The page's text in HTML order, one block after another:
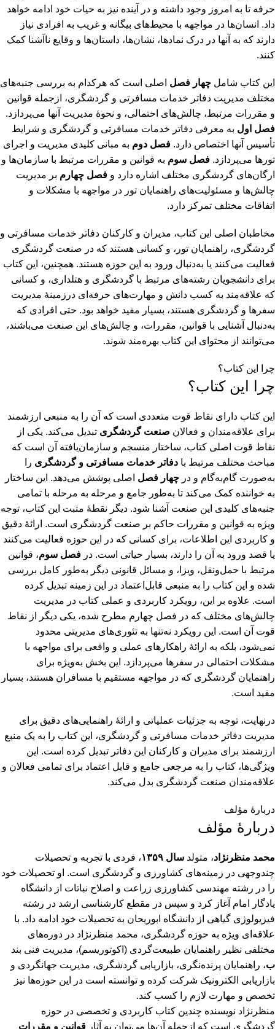
حرفه تا به امروز وجود داشته و در آینده نیز به حیات خود ادامه خواهد
داد. انسان‌ها در مواجهه با محیط‌های بیگانه و غریب به افرادی نیاز
دارند که به آنها در درک نمادها، نشان‌ها، داستان‌ها و وقایع ناآشنا کمک
کنند.
این کتاب شامل چهار فصل اصلی است که هرکدام به بررسی جنبه‌های
مختلف مدیریت دفاتر خدمات مسافرتی و گردشگری، ازجمله قوانین
و مقررات مرتبط، چالش‌های احتمالی، و نحوۀ مدیریت آنها می‌پردازد.
فصل اول به معرفی دفاتر خدمات مسافرتی و گردشگری و شرایط
تأسیس آنها اختصاص دارد. فصل دوم به مبانی کلیدی مدیریت و اجرای
تورها می‌پردازد. فصل سوم به قوانین و مقررات مرتبط با سازمان‌ها و
ارگان‌های گردشگری مختلف اشاره دارد و فصل چهارم بر مدیریت
چالش‌ها و مسئولیت‌های راهنمایان تور در مواجهه با مشکلات و
اتفاقات مختلف تمرکز دارد.
مخاطبان اصلی این کتاب، مدیران و کارکنان دفاتر خدمات مسافرتی و
گردشگری، راهنمایان تور، و کسانی هستند که در صنعت گردشگری
فعالیت می‌کنند یا به‌دنبال ورود به این حوزه هستند. همچنین، این کتاب
برای دانشجویان رشته‌های مرتبط با گردشگری و هتلداری، و کسانی
که علاقه‌مند به کسب دانش و مهارت‌های حرفه‌ای درزمینۀ مدیریت
سفرها و گردشگری هستند، بسیار مفید خواهد بود. حتی افرادی که
به‌دنبال آشنایی با قوانین، مقررات، و چالش‌های این صنعت می‌باشند،
می‌توانند از محتوای این کتاب بهره‌مند شوند.
چرا این کتاب؟
چرا این کتاب؟
این کتاب دارای نقاط قوت متعددی است که آن را به منبعی ارزشمند
برای علاقه‌مندان و فعالان صنعت گردشگری تبدیل می‌کند. یکی از
نقاط قوت اصلی کتاب، ساختار منسجم و سازمان‌یافته آن است که
مباحث مختلف مرتبط با دفاتر خدمات مسافرتی و گردشگری را
به‌صورت گام‌به‌گام و در چهار فصل اصلی پوشش می‌دهد. این ساختار
به خواننده کمک می‌کند تا به‌طور جامع و مرحله به مرحله با تمامی
جنبه‌های کلیدی این صنعت آشنا شود. دیگر نقطۀ مثبت این کتاب، توجه
ویژه به قوانین و مقررات حاکم بر صنعت گردشگری است. ارائۀ دقیق
و کاربردی این اطلاعات، برای کسانی که در این حوزه فعالیت می‌کنند
یا قصد ورود به آن را دارند، بسیار حیاتی است. در فصل سوم، قوانین
مرتبط با حمل‌ونقل، ویزا، و مسائل قانونی دیگر به‌طور کامل بررسی
شده و این کتاب را به منبعی قابل‌اعتماد در این زمینه تبدیل کرده
است. علاوه بر این، رویکرد کاربردی و عملی کتاب در مدیریت
چالش‌های مختلف که در فصل چهارم مطرح شده، یکی دیگر از نقاط
قوت آن است. این رویکرد نه‌تنها به تئوری‌های مدیریتی محدود
نمی‌شود، بلکه به ارائۀ راهکارهای عملی و واقعی برای مواجهه با
مشکلات احتمالی در سفرها می‌پردازد. این بخش به‌ویژه برای
راهنمایان گردشگری که در مواجهه مستقیم با مسافران هستند، بسیار
مفید است.
درنهایت، توجه به جزئیات عملیاتی و ارائۀ راهنمایی‌های دقیق برای
مدیریت دفاتر خدمات مسافرتی و گردشگری، این کتاب را به یک منبع
ارزشمند برای مدیران و کارکنان این دفاتر تبدیل کرده است. این
ویژگی‌ها، کتاب را به مرجعی جامع و قابل اعتماد برای تمامی فعالان و
علاقه‌مندان صنعت گردشگری بدل می‌کند.
دربارۀ مؤلف
دربارۀ مؤلف
محمد منظرنژاد، متولد سال ۱۳۵۹
، فردی با تجربه و تحصیلات
چندوجهی در زمینه‌های کشاورزی و گردشگری است. او تحصیلات خود
را در رشته مهندسی کشاورزی زراعت و اصلاح نباتات از دانشگاه
یادگار امام آغاز کرد و سپس در مقطع کارشناسی ارشد در رشته
فیزیولوژی گیاهی از دانشگاه ابوریحان به تحصیلات خود ادامه داد. با
علاقه‌ای ویژه به حوزه گردشگری، محمد منظرنژاد در دوره‌های
مختلفی نظیر راهنمایان طبیعت‌گردی (اکوتوریسم)، مدیریت فنی بند
ب، راهنمایان پرنده‌نگری، بازاریابی گردشگری، مدیریت جهانگردی و
بازاریابی الکترونیک شرکت کرده و توانسته است در این حوزه‌ها نیز
تخصص و مهارت لازم را کسب کند.
منظرنژاد نویسنده چندین کتاب کاربردی و تخصصی در حوزه
گردشگری است که ازجمله آن‌ها می‌توان به آثار قوانین و مقررات